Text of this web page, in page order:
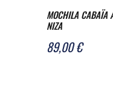
MOCHILA CABAÏA
NIZA
89,00 €